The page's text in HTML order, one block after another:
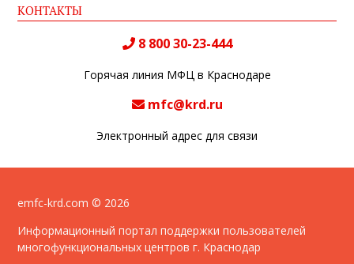
КОНТАКТЫ
8 800 30-23-444
Горячая линия МФЦ в Краснодаре
mfc@krd.ru
Электронный адрес для связи
emfc-krd.com © 2026
Информационный портал поддержки пользователей
многофункциональных центров г. Краснодар